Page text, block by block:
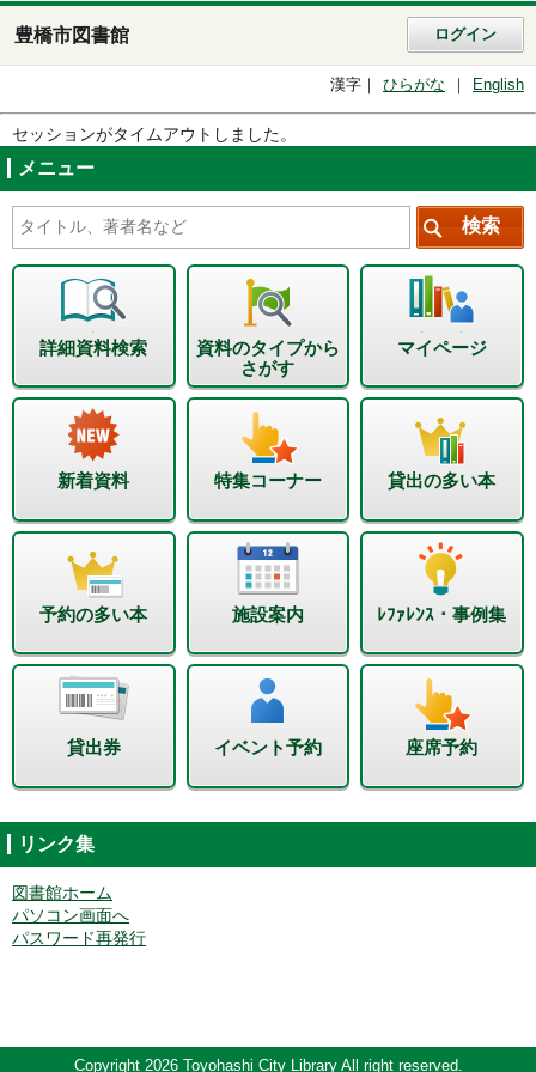
豊橋市図書館 ログイン
漢字 ひらがな English
セッションがタイムアウトしました。
メニュー
詳細資料検索
資料のタイプから
さがす
マイページ
新着資料 特集コーナー 貸出の多い本
予約の多い本 施設案内 ﾚﾌｧﾚﾝｽ・事例集
貸出券 イベント予約 座席予約
リンク集
図書館ホーム
パソコン画面へ
パスワード再発行
Copyright 2026 Toyohashi City Library All right reserved.